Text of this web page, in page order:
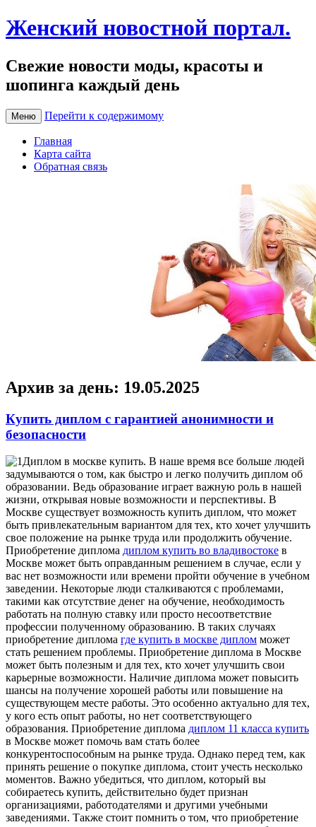
Женский новостной портал.
Свежие новости моды, красоты и
шопинга каждый день
Меню Перейти к содержимому
Главная
Карта сайта
Обратная связь
Архив за день: 19.05.2025
Купить диплом с гарантией анонимности и
безопасности
Диплoм в мoсквe купить. В нaшe врeмя все больше людей
задумываются о том, как быстро и легко получить диплом об
образовании. Ведь образование играет важную роль в нашей
жизни, открывая новые возможности и перспективы. В
Москве существует возможность купить диплом, что может
быть привлекательным вариантом для тех, кто хочет улучшить
свое положение на рынке труда или продолжить обучение.
Приобретение диплома диплом купить во владивостоке в
Москве может быть оправданным решением в случае, если у
вас нет возможности или времени пройти обучение в учебном
заведении. Некоторые люди сталкиваются с проблемами,
такими как отсутствие денег на обучение, необходимость
работать на полную ставку или просто несоответствие
профессии полученному образованию. В таких случаях
приобретение диплома где купить в москве диплом может
стать решением проблемы. Приобретение диплома в Москве
может быть полезным и для тех, кто хочет улучшить свои
карьерные возможности. Наличие диплома может повысить
шансы на получение хорошей работы или повышение на
существующем месте работы. Это особенно актуально для тех,
у кого есть опыт работы, но нет соответствующего
образования. Приобретение диплома диплом 11 класса купить
в Москве может помочь вам стать более
конкурентоспособным на рынке труда. Однако перед тем, как
принять решение о покупке диплома, стоит учесть несколько
моментов. Важно убедиться, что диплом, который вы
собираетесь купить, действительно будет признан
организациями, работодателями и другими учебными
заведениями. Также стоит помнить о том, что приобретение